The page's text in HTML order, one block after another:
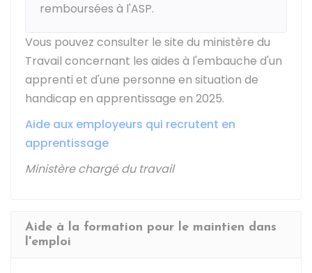
remboursées à l'ASP.
Vous pouvez consulter le site du ministère du
Travail concernant les aides à l'embauche d'un
apprenti et d'une personne en situation de
handicap en apprentissage en 2025.
Aide aux employeurs qui recrutent en
apprentissage
Ministère chargé du travail
Aide à la formation pour le maintien dans
l'emploi